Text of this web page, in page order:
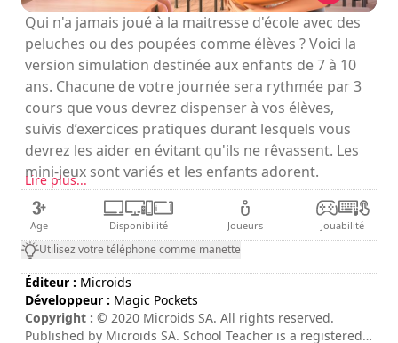
Qui n'a jamais joué à la maitresse d'école avec des
peluches ou des poupées comme élèves ? Voici la
version simulation destinée aux enfants de 7 à 10
ans. Chacune de votre journée sera rythmée par 3
cours que vous devrez dispenser à vos élèves,
suivis d’exercices pratiques durant lesquels vous
devrez les aider en évitant qu'ils ne rêvassent. Les
mini-jeux sont variés et les enfants adorent.
Lire plus...
Age Disponibilité Joueurs Jouabilité
Utilisez votre téléphone comme manette
Éditeur : Microids
Développeur : Magic Pockets
Copyright : © 2020 Microids SA. All rights reserved.
Published by Microids SA. School Teacher is a registered